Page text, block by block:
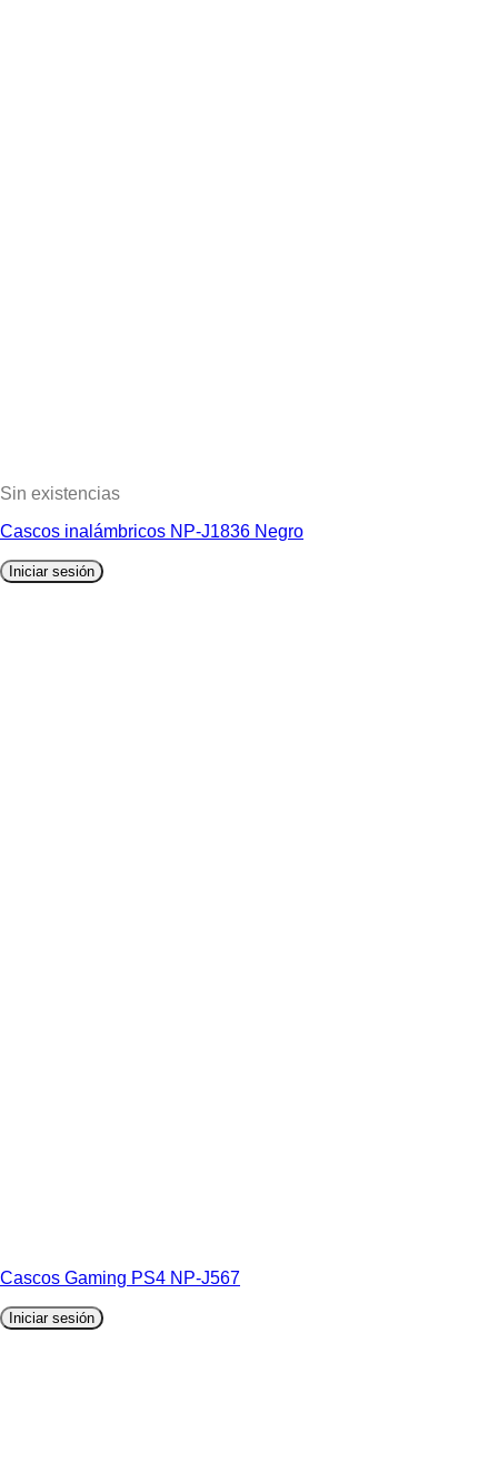
Sin existencias
Cascos inalámbricos NP-J1836 Negro
Iniciar sesión
Cascos Gaming PS4 NP-J567
Iniciar sesión